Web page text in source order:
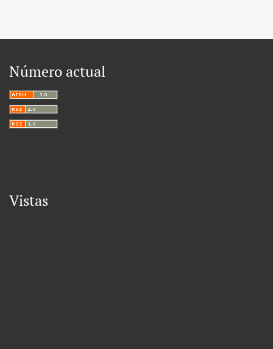
Número actual
Vistas